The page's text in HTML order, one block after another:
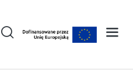
się w nowym oknie